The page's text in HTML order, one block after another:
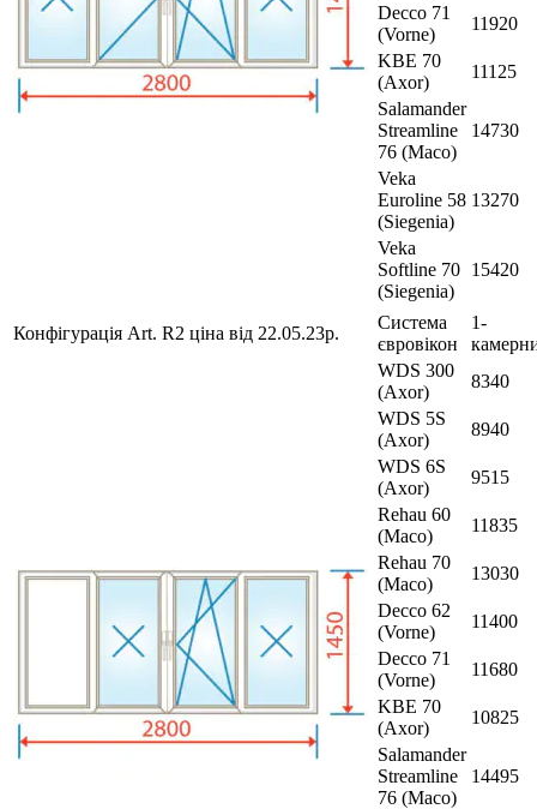
Decco 71
(Vorne)
11920
KBE 70
(Axor)
11125
Salamander
Streamline
76 (Maco)
14730
Veka
Euroline 58
(Siegenia)
13270
Veka
Softline 70
(Siegenia)
15420
Конфігурація Art. R2 ціна від 22.05.23р.
Система
євровікон
1-
WDS 300
(Axor)
8340
WDS 5S
(Axor)
8940
WDS 6S
(Axor)
9515
Rehau 60
(Maco)
11835
Rehau 70
(Maco)
13030
Decco 62
(Vorne)
11400
Decco 71
(Vorne)
11680
KBE 70
(Axor)
10825
Salamander
Streamline
76 (Maco)
14495